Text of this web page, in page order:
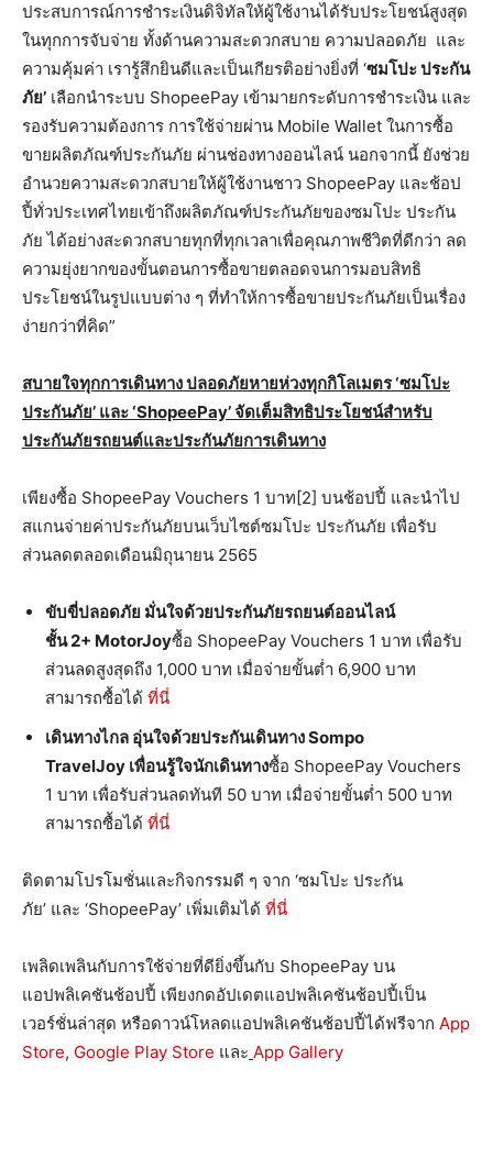
ประสบการณ์การชำระเงินดิจิทัลให้ผู้ใช้งานได้รับประโยชน์สูงสุด
ในทุกการจับจ่าย ทั้งด้านความสะดวกสบาย ความปลอดภัย และ
ความคุ้มค่า เรารู้สึกยินดีและเป็นเกียรติอย่างยิ่งที่ ‘ซมโปะ ประกัน
ภัย’ เลือกนำระบบ ShopeePay เข้ามายกระดับการชำระเงิน และ
รองรับความต้องการ การใช้จ่ายผ่าน Mobile Wallet ในการซื้อ
ขายผลิตภัณฑ์ประกันภัย ผ่านช่องทางออนไลน์ นอกจากนี้ ยังช่วย
อำนวยความสะดวกสบายให้ผู้ใช้งานชาว ShopeePay และช้อป
ปี้ทั่วประเทศไทยเข้าถึงผลิตภัณฑ์ประกันภัยของซมโปะ ประกัน
ภัย ได้อย่างสะดวกสบายทุกที่ทุกเวลาเพื่อคุณภาพชีวิตที่ดีกว่า ลด
ความยุ่งยากของขั้นตอนการซื้อขายตลอดจนการมอบสิทธิ
ประโยชน์ในรูปแบบต่าง ๆ ที่ทำให้การซื้อขายประกันภัยเป็นเรื่อง
ง่ายกว่าที่คิด”
สบายใจทุกการเดินทาง ปลอดภัยหายห่วงทุกกิโลเมตร‘ซมโปะ
ประกันภัย’ และ ‘ShopeePay’ จัดเต็มสิทธิประโยชน์สำหรับ
ประกันภัยรถยนต์และประกันภัยการเดินทาง
เพียงซื้อ ShopeePay Vouchers 1 บาท[2] บนช้อปปี้ และนำไป
สแกนจ่ายค่าประกันภัยบนเว็บไซต์ซมโปะ ประกันภัย เพื่อรับ
ส่วนลดตลอดเดือนมิถุนายน 2565
ขับขี่ปลอดภัย มั่นใจด้วยประกันภัยรถยนต์ออนไลน์
ชั้น2+ MotorJoyซื้อ ShopeePay Vouchers 1 บาท เพื่อรับ
ส่วนลดสูงสุดถึง 1,000 บาท เมื่อจ่ายขั้นต่ำ 6,900 บาท
สามารถซื้อได้ ที่นี่
เดินทางไกล อุ่นใจด้วยประกันเดินทางSompo
TravelJoy เพื่อนรู้ใจนักเดินทางซื้อ ShopeePay Vouchers
1 บาท เพื่อรับส่วนลดทันที 50 บาท เมื่อจ่ายขั้นต่ำ 500 บาท
สามารถซื้อได้ ที่นี่
ติดตามโปรโมชั่นและกิจกรรมดี ๆ จาก ‘ซมโปะ ประกัน
ภัย’ และ ‘ShopeePay’ เพิ่มเติมได้ ที่นี่
เพลิดเพลินกับการใช้จ่ายที่ดียิ่งขึ้นกับ ShopeePay บน
แอปพลิเคชันช้อปปี้ เพียงกดอัปเดตแอปพลิเคชันช้อปปี้เป็น
เวอร์ชั่นล่าสุด หรือดาวน์โหลดแอปพลิเคชันช้อปปี้ได้ฟรีจาก App
Store, Google Play Store และ App Gallery